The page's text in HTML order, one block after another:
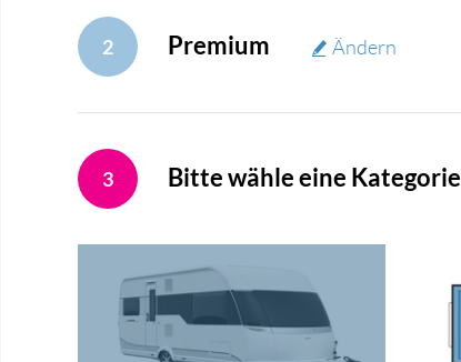
2 Premium Ändern
3 Bitte wähle eine Kategorie